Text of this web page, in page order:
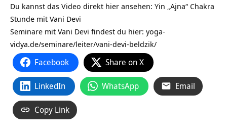
Du kannst das Video direkt hier ansehen: Yin „Ajna“ Chakra
Stunde mit Vani Devi
Seminare mit Vani Devi findest du hier: yoga-
vidya.de/seminare/leiter/vani-devi-beldzik/
Facebook Share on X
LinkedIn WhatsApp Email
Copy Link